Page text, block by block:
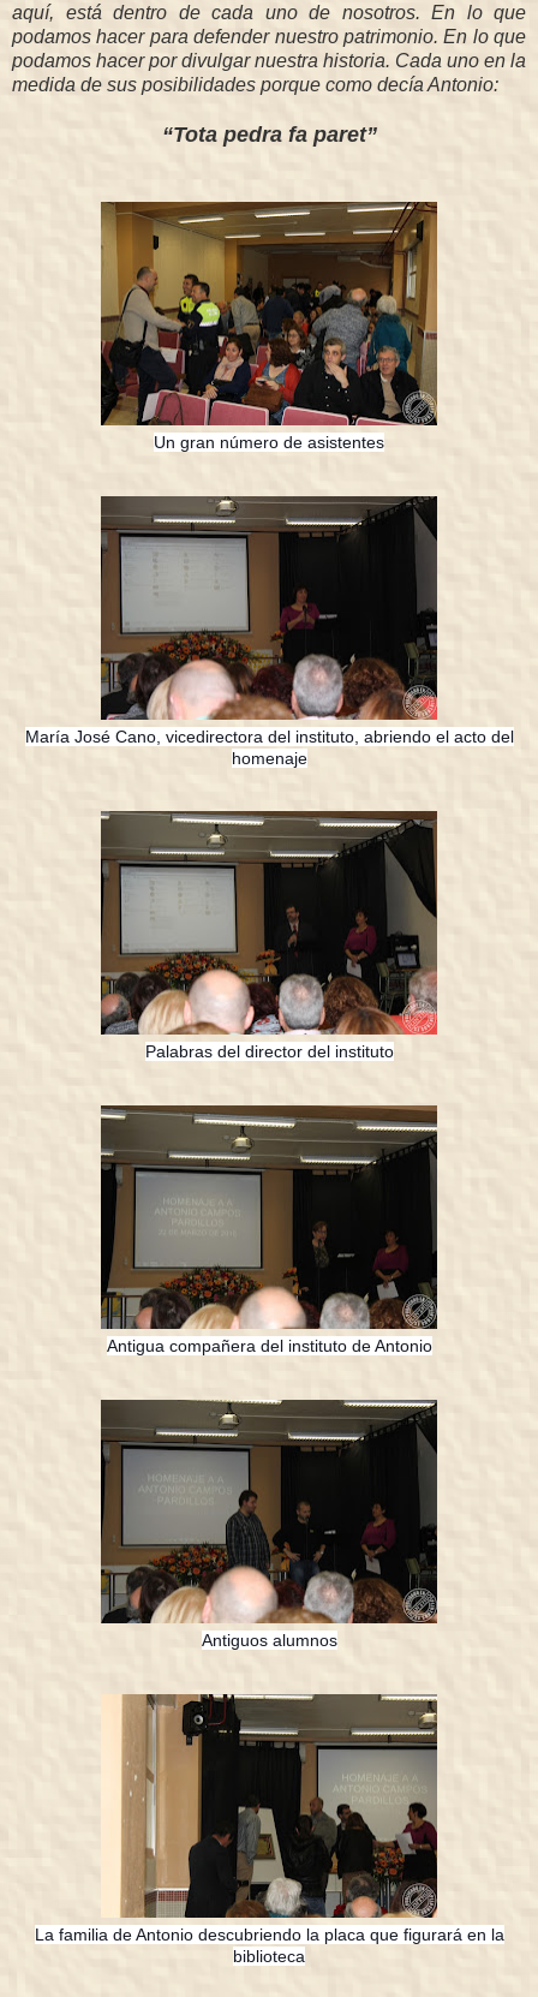
aquí, está dentro de cada uno de nosotros. En lo que
podamos hacer para defender nuestro patrimonio. En lo que
podamos hacer por divulgar nuestra historia. Cada uno en la
medida de sus posibilidades porque como decía Antonio:
“Tota pedra fa paret”
Un gran número de asistentes
María José Cano, vicedirectora del instituto, abriendo el acto del
homenaje
Palabras del director del instituto
Antigua compañera del instituto de Antonio
Antiguos alumnos
La familia de Antonio descubriendo la placa que figurará en la
biblioteca